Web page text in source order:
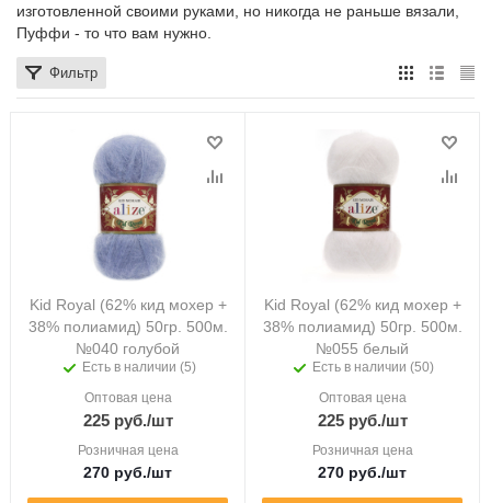
изготовленной своими руками, но никогда не раньше вязали,
Пуффи - то что вам нужно.
Фильтр
Kid Royal (62% кид мохер +
38% полиамид) 50гр. 500м.
№040 голубой
Есть в наличии (5)
Оптовая цена
225руб./шт
Розничная цена
270 руб./шт
Kid Royal (62% кид мохер +
38% полиамид) 50гр. 500м.
№055 белый
Есть в наличии (50)
Оптовая цена
225руб./шт
Розничная цена
270 руб./шт